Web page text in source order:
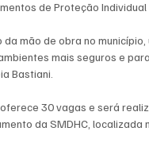
de Proteção Individual
mão de obra no
mais seguros e
Bastiani.
30 vagas e será
da SMDHC, localizada